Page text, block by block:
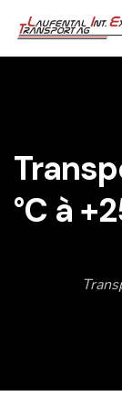
°C à